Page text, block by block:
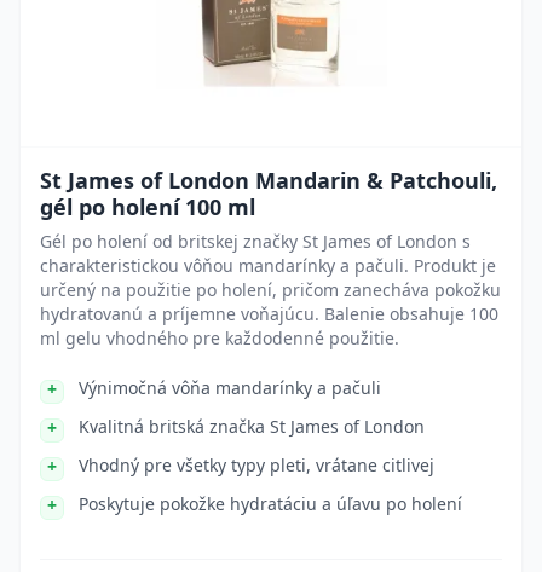
St James of London Mandarin & Patchouli,
gél po holení 100 ml
Gél po holení od britskej značky St James of London s
charakteristickou vôňou mandarínky a pačuli. Produkt je
určený na použitie po holení, pričom zanecháva pokožku
hydratovanú a príjemne voňajúcu. Balenie obsahuje 100
ml gelu vhodného pre každodenné použitie.
Výnimočná vôňa mandarínky a pačuli
Kvalitná britská značka St James of London
Vhodný pre všetky typy pleti, vrátane citlivej
Poskytuje pokožke hydratáciu a úľavu po holení